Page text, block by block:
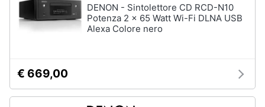
DENON - Sintolettore CD RCD-N10
Potenza 2 x 65 Watt Wi-Fi DLNA USB
Alexa Colore nero
€ 669,00